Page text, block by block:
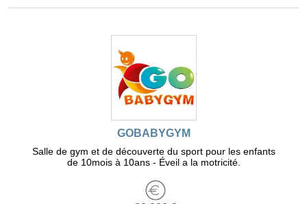
GOBABYGYM
Salle de gym et de découverte du sport pour les enfants
de 10mois à 10ans - Éveil a la motricité.